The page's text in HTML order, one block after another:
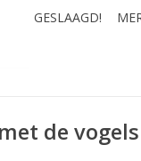
GESLAAGD!
de